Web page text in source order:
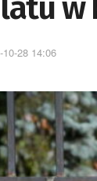
w
10-28 14:06